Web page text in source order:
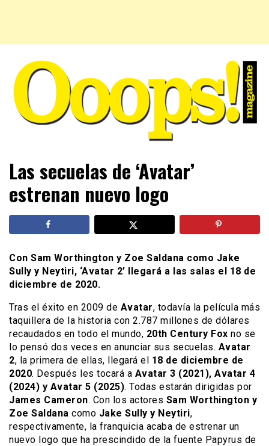
Ooops! Magazine
al tanto de las celebridades que sigues, todo a tu alcance
en un mismo lugar. Grupo Leferas™
Las secuelas de ‘Avatar’
estrenan nuevo logo
Con Sam Worthington y Zoe Saldana como Jake
Sully y Neytiri, ‘Avatar 2’ llegará a las salas el 18 de
diciembre de 2020.
Tras el éxito en 2009 de Avatar, todavía la película más
taquillera de la historia con 2.787 millones de dólares
recaudados en todo el mundo, 20th Century Fox no se
lo pensó dos veces en anunciar sus secuelas. Avatar
2, la primera de ellas, llegará el 18 de diciembre de
2020. Después les tocará a Avatar 3 (2021), Avatar 4
(2024) y Avatar 5 (2025). Todas estarán dirigidas por
James Cameron. Con los actores Sam Worthington y
Zoe Saldana como Jake Sully y Neytiri,
respectivamente, la franquicia acaba de estrenar un
nuevo logo que ha prescindido de la fuente Papyrus de